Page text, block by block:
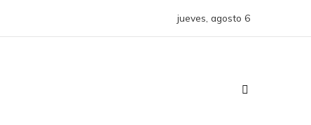
jueves, agosto 6